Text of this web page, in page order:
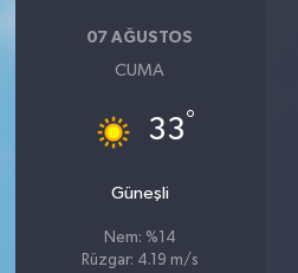
07 AĞUSTOS
CUMA
33°
Güneşli
Nem: %14
Rüzgar: 4.19 m/s